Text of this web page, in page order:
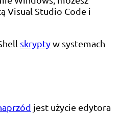
Visual Studio Code i
skryptyw systemach
jest użycie edytora